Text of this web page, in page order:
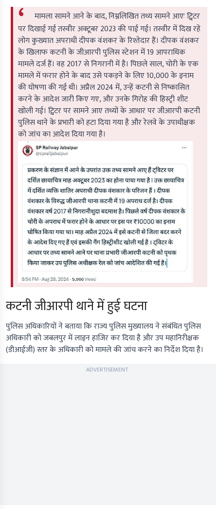
मामला सामने आने के बाद, निम्नलिखित तथ्य सामने आएः ट्विटर
पर दिखाई गई तस्वीर अक्टूबर 2023 की पाई गई। तस्वीर में दिख रहे
लोग कुख्यात अपराधी दीपक वंशकर के रिश्तेदार हैं। दीपक वंशकर
के खिलाफ कटनी के जीआरपी पुलिस स्टेशन में 19 आपराधिक
मामले दर्ज हैं। वह 2017 से निगरानी में है। पिछले साल, चोरी के एक
मामले में फरार होने के बाद उसे पकड़ने के लिए 10,000 के इनाम
की घोषणा की गई थी। अप्रैल 2024 में, उन्हें कटनी से निष्कासित
करने के आदेश जारी किए गए, और उनके गिरोह की हिस्ट्री शीट
खोली गई। ट्विटर पर सामने आए तथ्यों के आधार पर जीआरपी कटनी
पुलिस थाने के प्रभारी को हटा दिया गया है और रेलवे के उपाधीक्षक
को जांच का आदेश दिया गया है।
कटनी जीआरपी थाने में हुई घटना
पुलिस अधिकारियों ने बताया कि राज्य पुलिस मुख्यालय ने संबंधित पुलिस
अधिकारी को जबलपुर में लाइन हाजिर कर दिया है और उप महानिरीक्षक
(डीआईजी) स्तर के अधिकारी को मामले की जांच करने का निर्देश दिया है।
ADVERTISEMENT